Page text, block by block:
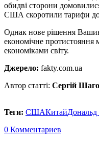
обидві сторони
США скоротили тарифи
Однак нове рішення
економічне
економіками світу.
Джерело: fakty.com.ua
Автор статті: Сергій
Теги: СШАКитай
0 Комментариев